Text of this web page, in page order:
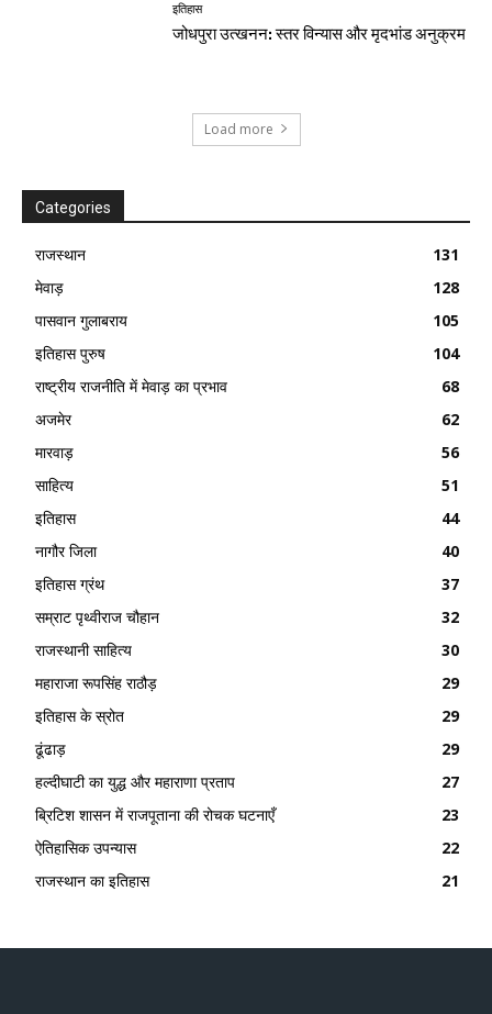
इतिहास
जोधपुरा उत्खनन: स्तर विन्यास और मृदभांड अनुक्रम
Load more
Categories
राजस्थान
131
मेवाड़
128
पासवान गुलाबराय
105
इतिहास पुरुष
104
राष्ट्रीय राजनीति में मेवाड़ का प्रभाव
68
अजमेर
62
मारवाड़
56
साहित्य
51
इतिहास
44
नागौर जिला
40
इतिहास ग्रंथ
37
सम्राट पृथ्वीराज चौहान
32
राजस्थानी साहित्य
30
महाराजा रूपसिंह राठौड़
29
इतिहास के स्रोत
29
ढूंढाड़
29
हल्दीघाटी का युद्ध और महाराणा प्रताप
27
ब्रिटिश शासन में राजपूताना की रोचक घटनाएँ
23
ऐतिहासिक उपन्यास
22
राजस्थान का इतिहास
21